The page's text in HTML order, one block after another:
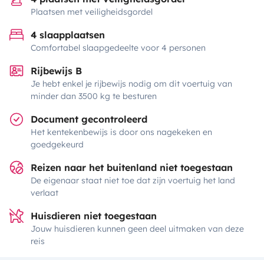
Plaatsen met veiligheidsgordel
4 slaapplaatsen
Comfortabel slaapgedeelte voor 4 personen
Rijbewijs B
Je hebt enkel je rijbewijs nodig om dit voertuig van
minder dan 3500 kg te besturen
Document gecontroleerd
Het kentekenbewijs is door ons nagekeken en
goedgekeurd
Reizen naar het buitenland niet toegestaan
De eigenaar staat niet toe dat zijn voertuig het land
verlaat
Huisdieren niet toegestaan
Jouw huisdieren kunnen geen deel uitmaken van deze
reis